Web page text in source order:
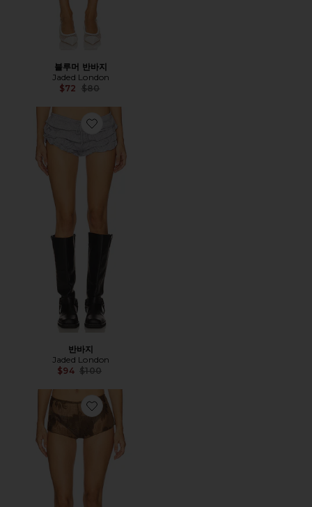
블루머 반바지
Jaded London
$72 Previous price:
$80
Favorite 반바지
반바지
Jaded London
$94 Previous price:
$100
Favorite CELINA SHEER MINI 반바지